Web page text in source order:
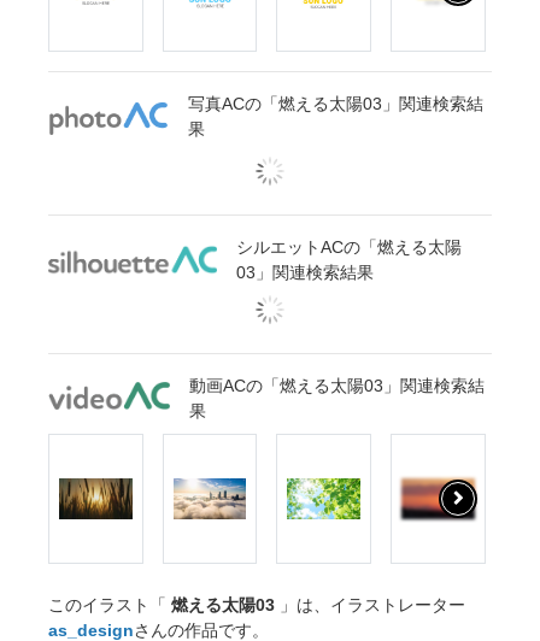
写真ACの「燃える太陽03」関連検索結
果
シルエットACの「燃える太陽
03」関連検索結果
動画ACの「燃える太陽03」関連検索結
果
このイラスト「 燃える太陽03 」は、イラストレーター
as_designさんの作品です。